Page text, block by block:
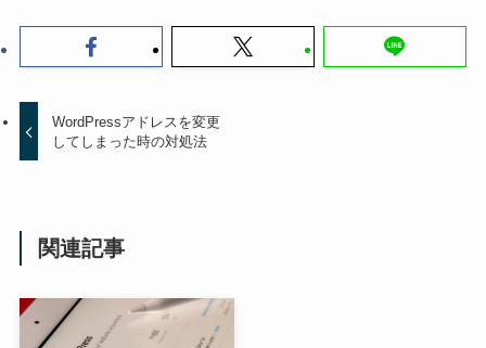
WordPressアドレスを変更
してしまった時の対処法
関連記事